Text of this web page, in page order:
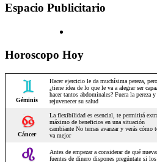
Espacio Publicitario
Horoscopo Hoy